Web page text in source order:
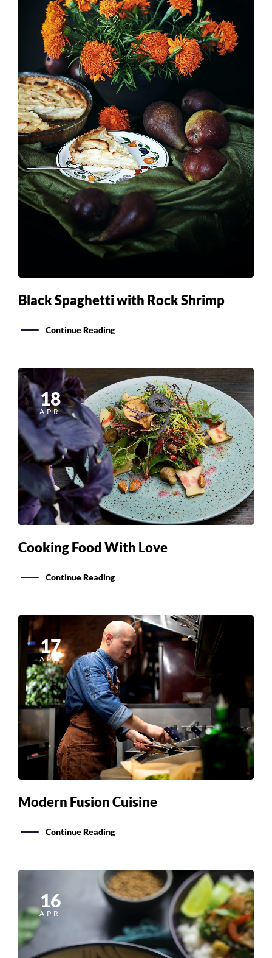
Black Spaghetti with Rock Shrimp
Continue Reading
18
APR
Cooking Food With Love
Continue Reading
17
Modern Fusion Cuisine
Continue Reading
16